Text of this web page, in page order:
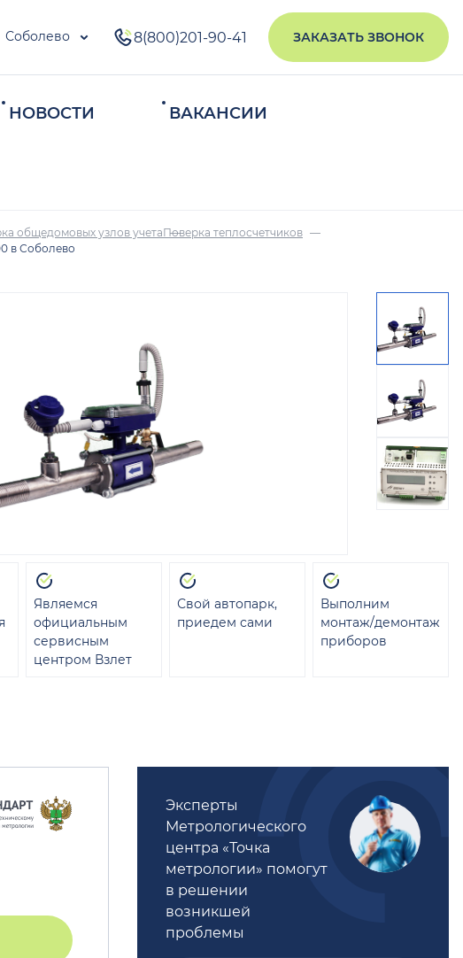
Соболево 8(800)201-90-41 ЗАКАЗАТЬ ЗВОНОК
НОВОСТИ ВАКАНСИИ
общедомовых узлов учетаПоверка теплосчетчиков
в Соболево
Являемся
официальным
сервисным
центром Взлет
Свой автопарк,
приедем сами
Выполним
монтаж/демонтаж
приборов
Эксперты
Метрологического
центра «Точка
метрологии» помогут
в решении
возникшей
проблемы